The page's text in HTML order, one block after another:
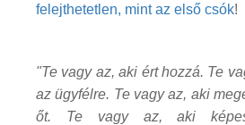
felejthetetlen, mint az első csók!
"Te vagy az, aki ért hozzá. Te
az ügyfélre. Te vagy az, aki
őt. Te vagy az, aki